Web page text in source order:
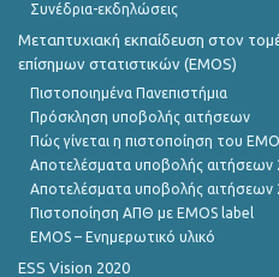
Συνέδρια-εκδηλώσεις
Μεταπτυχιακή εκπαίδευση στον
επίσημων στατιστικών (EMOS)
Πιστοποιημένα Πανεπιστήμια
Πρόσκληση υποβολής αιτήσεων
Πώς γίνεται η πιστοποίηση του
Αποτελέσματα υποβολής αιτήσεων
Αποτελέσματα υποβολής αιτήσεων
Πιστοποίηση ΑΠΘ με EMOS label
EMOS – Ενημερωτικό υλικό
ESS Vision 2020